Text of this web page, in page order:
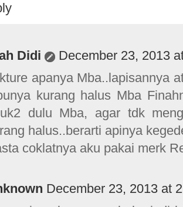
Didi
December 23, 2013
apanya Mba..lapisannya
kurang halus Mba
dulu Mba, agar tdk
halus..berarti apinya
coklatnya aku pakai merk
December 23, 2013 at